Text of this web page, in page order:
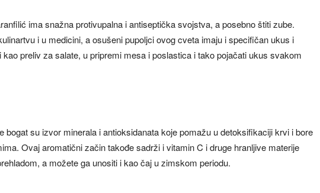
ima snažna protivupalna i antiseptička svojstva, a posebno štiti zube.
i u medicini, a osušeni pupoljci ovog cveta imaju i specifičan ukus i
preliv za salate, u pripremi mesa i poslastica i tako pojačati ukus svakom
bogat su izvor minerala i antioksidanata koje pomažu u detoksifikaciji krvi i bore
Ovaj aromatični začin takođe sadrži i vitamin C i druge hranljive materije
a možete ga unositi i kao čaj u zimskom periodu.